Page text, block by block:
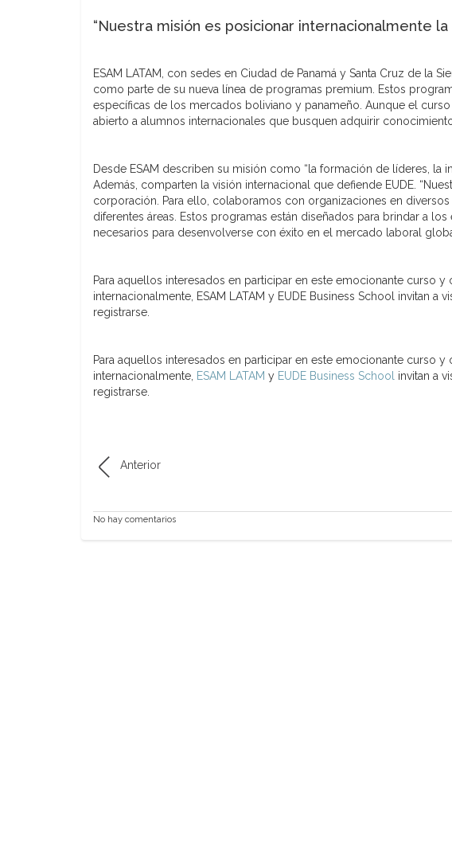
“Nuestra misión es posicionar internacionalmente la
ESAM LATAM, con sedes en Ciudad de Panamá y Santa Cruz de la
como parte de su nueva línea de programas premium. Estos
específicas de los mercados boliviano y panameño. Aunque el
abierto a alumnos internacionales que busquen adquirir
Desde ESAM describen su misión como “la formación de líderes, la
Además, comparten la visión internacional que defiende EUDE.
corporación. Para ello, colaboramos con organizaciones en
diferentes áreas. Estos programas están diseñados para brindar a
necesarios para desenvolverse con éxito en el mercado laboral
Para aquellos interesados en participar en este emocionante curso
internacionalmente, ESAM LATAM y EUDE Business School invitan
registrarse.
Para aquellos interesados en participar en este emocionante curso
internacionalmente, ESAM LATAM y EUDE Business School
invitan a
registrarse.
Anterior
No hay comentarios